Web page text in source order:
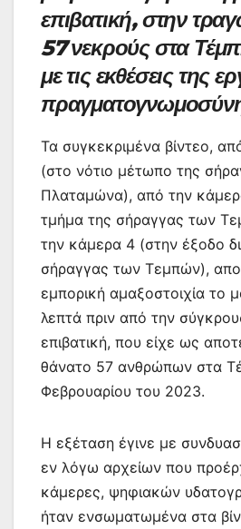
επιβατική, στην
57 νεκρούς στα
με τις εκθέσεις της
Τα συγκεκριμένα βίντεο,
(στο νότιο μέτωπο της
Πλαταμώνα), από την
τμήμα της σήραγγας των
την κάμερα 4 (στην έξοδο
σήραγγας των Τεμπών),
εμπορική αμαξοστοιχία το
λεπτά πριν από την
επιβατική, που είχε ως
θάνατο 57 ανθρώπων στα
Φεβρουαρίου του 2023.
Η εξέταση έγινε με
εν λόγω αρχείων που
κάμερες, ψηφιακών
ήταν ενσωματωμένα στα